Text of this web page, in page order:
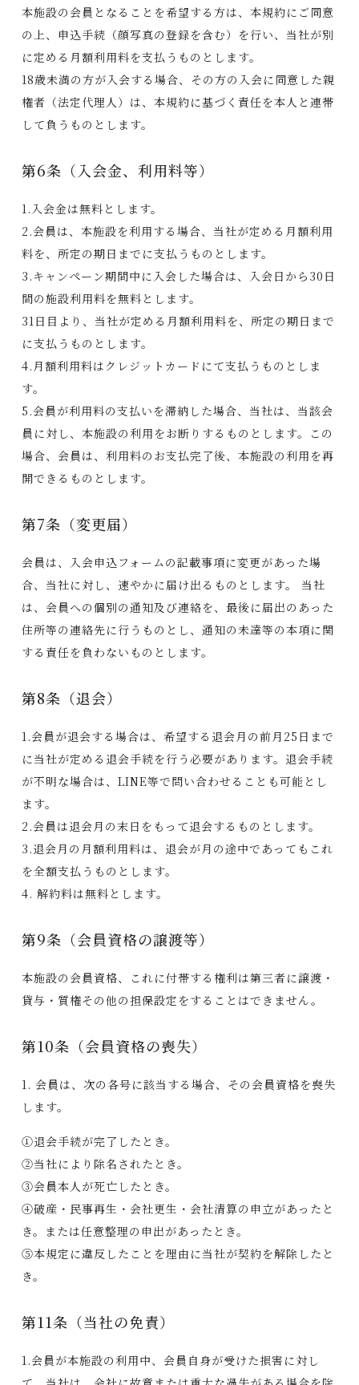
本施設の会員となることを希望する方は、本規約にご同意
の上、申込手続（顔写真の登録を含む）を行い、当社が別
に定める月額利用料を支払うものとします。
18歳未満の方が入会する場合、その方の入会に同意した親
権者（法定代理人）は、本規約に基づく責任を本人と連帯
して負うものとします。
第6条（入会金、利用料等）
1.入会金は無料とします。
2.会員は、本施設を利用する場合、当社が定める月額利用
料を、所定の期日までに支払うものとします。
3.キャンペーン期間中に入会した場合は、入会日から30日
間の施設利用料を無料とします。
31日目より、当社が定める月額利用料を、所定の期日まで
に支払うものとします。
4.月額利用料はクレジットカードにて支払うものとしま
す。
5.会員が利用料の支払いを滞納した場合、当社は、当該会
員に対し、本施設の利用をお断りするものとします。この
場合、会員は、利用料のお支払完了後、本施設の利用を再
開できるものとします。
第7条（変更届）
会員は、入会申込フォームの記載事項に変更があった場
合、当社に対し、速やかに届け出るものとします。 当社
は、会員への個別の通知及び連絡を、最後に届出のあった
住所等の連絡先に行うものとし、通知の未達等の本項に関
する責任を負わないものとします。
第8条（退会）
1.会員が退会する場合は、希望する退会月の前月25日まで
に当社が定める退会手続を行う必要があります。退会手続
が不明な場合は、LINE等で問い合わせることも可能とし
ます。
2.会員は退会月の末日をもって退会するものとします。
3.退会月の月額利用料は、退会が月の途中であってもこれ
を全額支払うものとします。
4. 解約料は無料とします。
第9条（会員資格の譲渡等）
本施設の会員資格、これに付帯する権利は第三者に譲渡・
貸与・質権その他の担保設定をすることはできません。
第10条（会員資格の喪失）
1. 会員は、次の各号に該当する場合、その会員資格を喪失
します。
①退会手続が完了したとき。
②当社により除名されたとき。
③会員本人が死亡したとき。
④破産・民事再生・会社更生・会社清算の申立があったと
き。または任意整理の申出があったとき。
⑤本規定に違反したことを理由に当社が契約を解除したと
き。
第11条（当社の免責）
1.会員が本施設の利用中、会員自身が受けた損害に対し